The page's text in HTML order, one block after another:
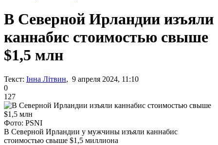
В Северной Ирландии изъяли
каннабис стоимостью свыше
$1,5 млн
Текст: Інна Літвин, 9 апреля 2024, 11:10
0
127
Фото: PSNI
В Северной Ирландии у мужчины изъяли каннабис
стоимостью свыше $1,5 миллиона